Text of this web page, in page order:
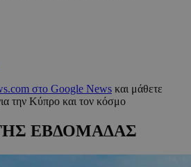
στο Google News και μάθετε
την Κύπρο και τον κόσμο
ΕΒΔΟΜΑΔΑΣ